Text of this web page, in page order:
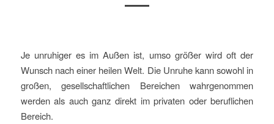
Je unruhiger es im Außen ist, umso größer wird oft der
Wunsch nach einer heilen Welt. Die Unruhe kann sowohl in
großen, gesellschaftlichen Bereichen wahrgenommen
werden als auch ganz direkt im privaten oder beruflichen
Bereich.